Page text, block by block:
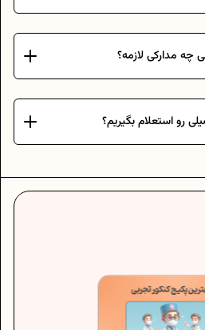
چه مدارکی لازمه؟
رو استعلام بگیریم؟